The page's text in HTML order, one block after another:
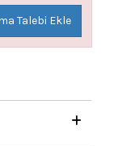
Talebi Ekle